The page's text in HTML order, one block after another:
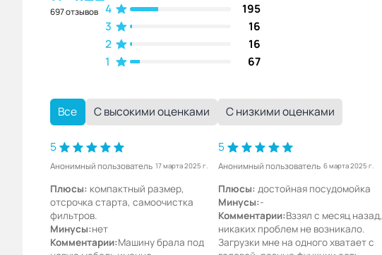
697 отзывов
4
195
3
16
2
16
1
67
Все С высокими оценками С низкими оценками
5
Анонимный пользователь 17 марта 2025 г.
Плюсы: компактный размер,
отсрочка старта, самоочистка
фильтров.
Минусы:нет
Комментарии:Машину брала под
5
Анонимный пользователь 6 марта 2025 г.
Плюсы: достойная посудомойка
Минусы:-
Комментарии:Вззял с месяц назад,
никаких проблем не возникало.
Загрузки мне на одного хватает с